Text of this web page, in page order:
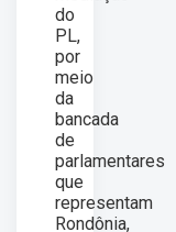
do
PL,
por
meio
da
bancada
de
parlamentares
que
representam
Rondônia,